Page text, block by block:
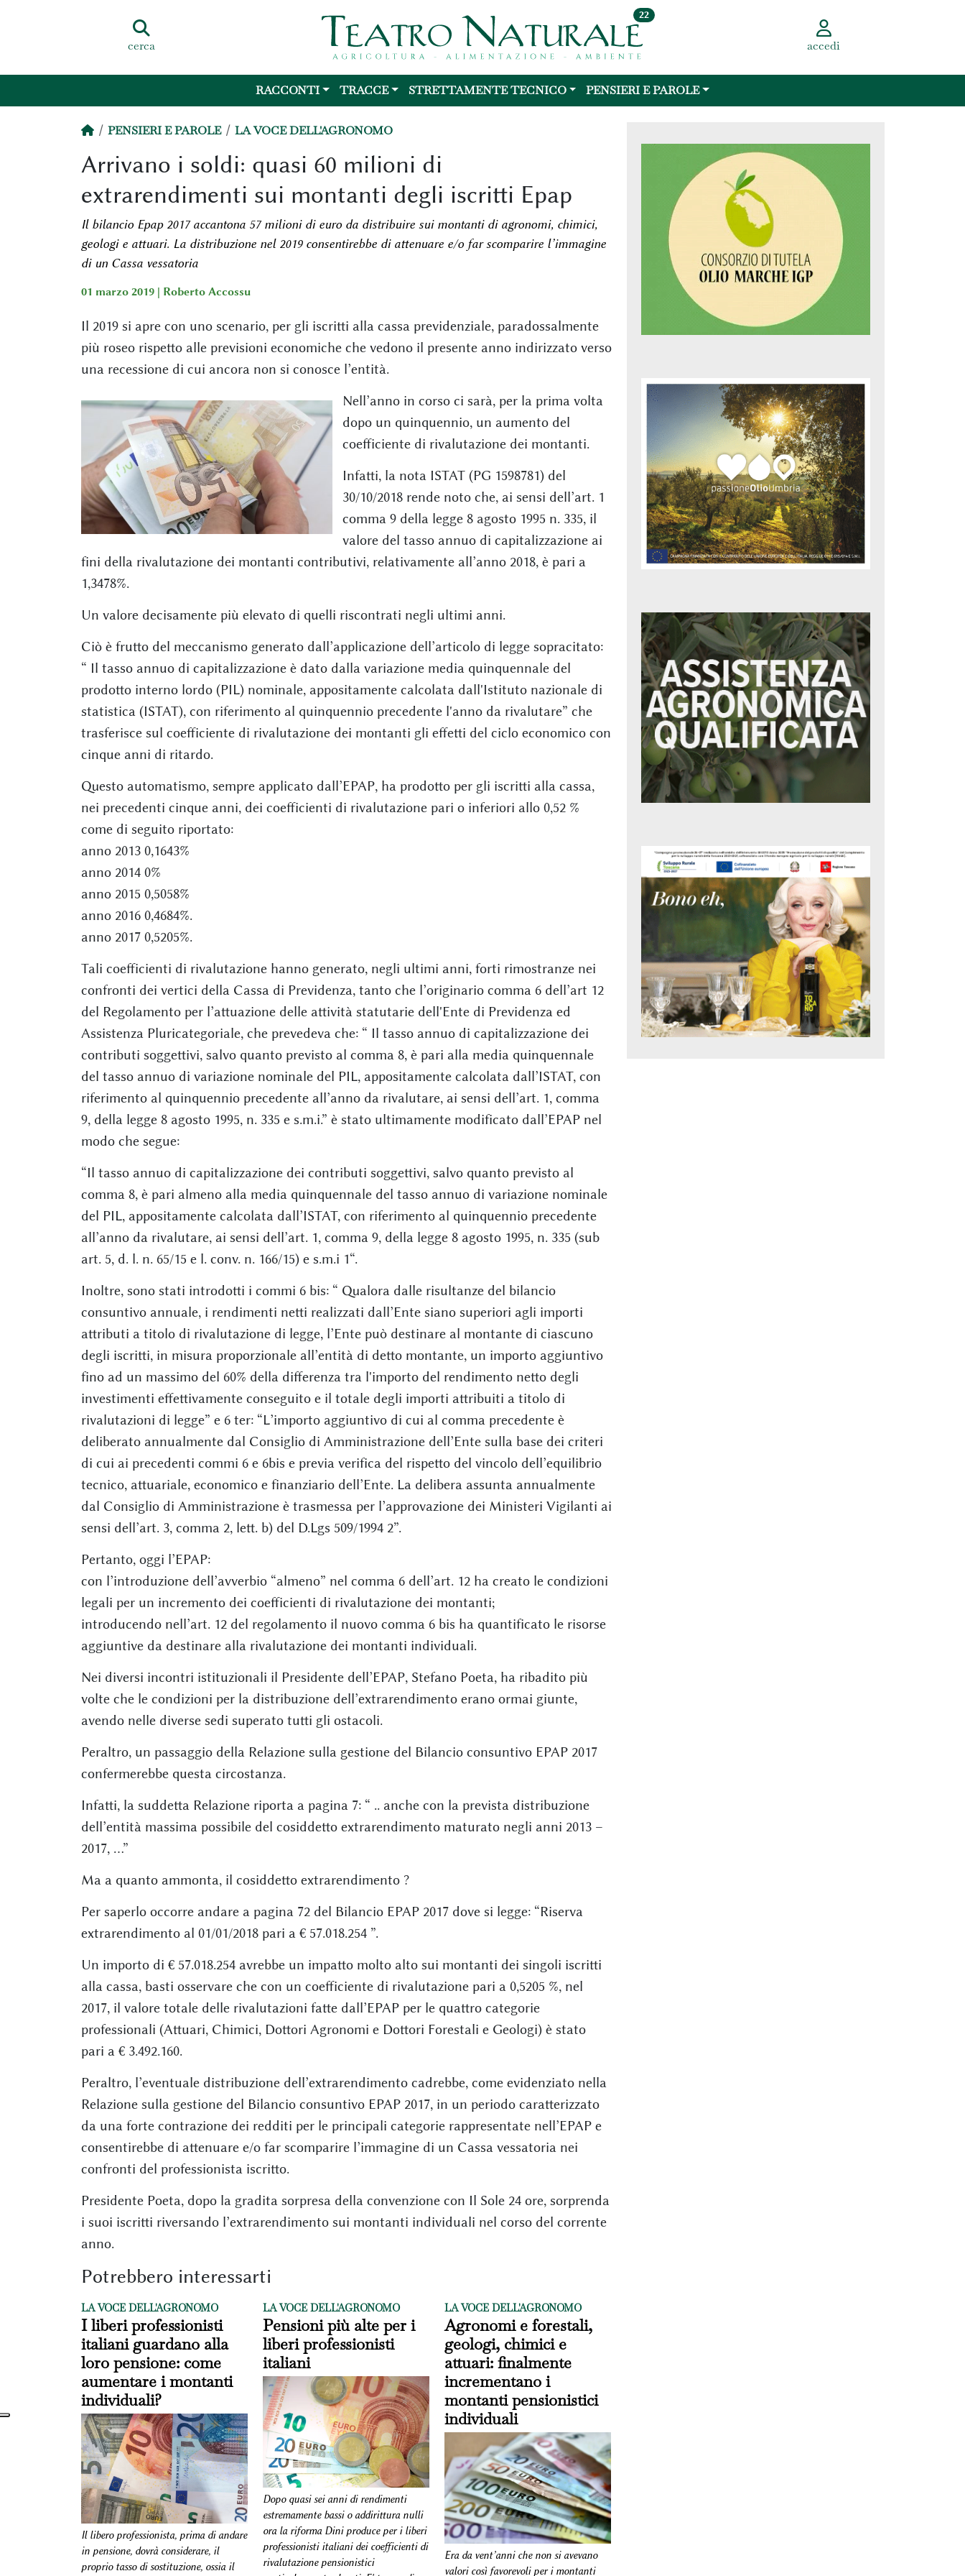
cerca
22
accedi
RACCONTI TRACCE STRETTAMENTE TECNICO PENSIERI E PAROLE
PENSIERI E PAROLE LA VOCE DELL'AGRONOMO
Arrivano i soldi: quasi 60 milioni di
extrarendimenti sui montanti degli iscritti Epap
Il bilancio Epap 2017 accantona 57 milioni di euro da distribuire sui montanti di agronomi, chimici,
geologi e attuari. La distribuzione nel 2019 consentirebbe di attenuare e/o far scomparire l’immagine
di un Cassa vessatoria
01 marzo 2019 | Roberto Accossu
Il 2019 si apre con uno scenario, per gli iscritti alla cassa previdenziale, paradossalmente
più roseo rispetto alle previsioni economiche che vedono il presente anno indirizzato verso
una recessione di cui ancora non si conosce l’entità.
Nell’anno in corso ci sarà, per la prima volta
dopo un quinquennio, un aumento del
coefficiente di rivalutazione dei montanti.
Infatti, la nota ISTAT (PG 1598781) del
30/10/2018 rende noto che, ai sensi dell’art. 1
comma 9 della legge 8 agosto 1995 n. 335, il
valore del tasso annuo di capitalizzazione ai
fini della rivalutazione dei montanti contributivi, relativamente all’anno 2018, è pari a
1,3478%.
Un valore decisamente più elevato di quelli riscontrati negli ultimi anni.
Ciò è frutto del meccanismo generato dall’applicazione dell’articolo di legge sopracitato:
“ Il tasso annuo di capitalizzazione è dato dalla variazione media quinquennale del
prodotto interno lordo (PIL) nominale, appositamente calcolata dall'Istituto nazionale di
statistica (ISTAT), con riferimento al quinquennio precedente l'anno da rivalutare” che
trasferisce sul coefficiente di rivalutazione dei montanti gli effetti del ciclo economico con
cinque anni di ritardo.
Questo automatismo, sempre applicato dall’EPAP, ha prodotto per gli iscritti alla cassa,
nei precedenti cinque anni, dei coefficienti di rivalutazione pari o inferiori allo 0,52 %
come di seguito riportato:
anno 2013 0,1643%
anno 2014 0%
anno 2015 0,5058%
anno 2016 0,4684%.
anno 2017 0,5205%.
Tali coefficienti di rivalutazione hanno generato, negli ultimi anni, forti rimostranze nei
confronti dei vertici della Cassa di Previdenza, tanto che l’originario comma 6 dell’art 12
del Regolamento per l’attuazione delle attività statutarie dell'Ente di Previdenza ed
Assistenza Pluricategoriale, che prevedeva che: “ Il tasso annuo di capitalizzazione dei
contributi soggettivi, salvo quanto previsto al comma 8, è pari alla media quinquennale
del tasso annuo di variazione nominale del PIL, appositamente calcolata dall’ISTAT, con
riferimento al quinquennio precedente all’anno da rivalutare, ai sensi dell’art. 1, comma
9, della legge 8 agosto 1995, n. 335 e s.m.i.” è stato ultimamente modificato dall’EPAP nel
modo che segue:
“Il tasso annuo di capitalizzazione dei contributi soggettivi, salvo quanto previsto al
comma 8, è pari almeno alla media quinquennale del tasso annuo di variazione nominale
del PIL, appositamente calcolata dall’ISTAT, con riferimento al quinquennio precedente
all’anno da rivalutare, ai sensi dell’art. 1, comma 9, della legge 8 agosto 1995, n. 335 (sub
art. 5, d. l. n. 65/15 e l. conv. n. 166/15) e s.m.i 1“.
Inoltre, sono stati introdotti i commi 6 bis: “ Qualora dalle risultanze del bilancio
consuntivo annuale, i rendimenti netti realizzati dall’Ente siano superiori agli importi
attributi a titolo di rivalutazione di legge, l’Ente può destinare al montante di ciascuno
degli iscritti, in misura proporzionale all’entità di detto montante, un importo aggiuntivo
fino ad un massimo del 60% della differenza tra l'importo del rendimento netto degli
investimenti effettivamente conseguito e il totale degli importi attribuiti a titolo di
rivalutazioni di legge” e 6 ter: “L’importo aggiuntivo di cui al comma precedente è
deliberato annualmente dal Consiglio di Amministrazione dell’Ente sulla base dei criteri
di cui ai precedenti commi 6 e 6bis e previa verifica del rispetto del vincolo dell’equilibrio
tecnico, attuariale, economico e finanziario dell’Ente. La delibera assunta annualmente
dal Consiglio di Amministrazione è trasmessa per l’approvazione dei Ministeri Vigilanti ai
sensi dell’art. 3, comma 2, lett. b) del D.Lgs 509/1994 2”.
Pertanto, oggi l’EPAP:
con l’introduzione dell’avverbio “almeno” nel comma 6 dell’art. 12 ha creato le condizioni
legali per un incremento dei coefficienti di rivalutazione dei montanti;
introducendo nell’art. 12 del regolamento il nuovo comma 6 bis ha quantificato le risorse
aggiuntive da destinare alla rivalutazione dei montanti individuali.
Nei diversi incontri istituzionali il Presidente dell’EPAP, Stefano Poeta, ha ribadito più
volte che le condizioni per la distribuzione dell’extrarendimento erano ormai giunte,
avendo nelle diverse sedi superato tutti gli ostacoli.
Peraltro, un passaggio della Relazione sulla gestione del Bilancio consuntivo EPAP 2017
confermerebbe questa circostanza.
Infatti, la suddetta Relazione riporta a pagina 7: “ .. anche con la prevista distribuzione
dell’entità massima possibile del cosiddetto extrarendimento maturato negli anni 2013 –
2017, …”
Ma a quanto ammonta, il cosiddetto extrarendimento ?
Per saperlo occorre andare a pagina 72 del Bilancio EPAP 2017 dove si legge: “Riserva
extrarendimento al 01/01/2018 pari a € 57.018.254 ”.
Un importo di € 57.018.254 avrebbe un impatto molto alto sui montanti dei singoli iscritti
alla cassa, basti osservare che con un coefficiente di rivalutazione pari a 0,5205 %, nel
2017, il valore totale delle rivalutazioni fatte dall’EPAP per le quattro categorie
professionali (Attuari, Chimici, Dottori Agronomi e Dottori Forestali e Geologi) è stato
pari a € 3.492.160.
Peraltro, l’eventuale distribuzione dell’extrarendimento cadrebbe, come evidenziato nella
Relazione sulla gestione del Bilancio consuntivo EPAP 2017, in un periodo caratterizzato
da una forte contrazione dei redditi per le principali categorie rappresentate nell’EPAP e
consentirebbe di attenuare e/o far scomparire l’immagine di un Cassa vessatoria nei
confronti del professionista iscritto.
Presidente Poeta, dopo la gradita sorpresa della convenzione con Il Sole 24 ore, sorprenda
i suoi iscritti riversando l’extrarendimento sui montanti individuali nel corso del corrente
anno.
Potrebbero interessarti
LA VOCE DELL'AGRONOMO
I liberi professionisti
italiani guardano alla
loro pensione: come
aumentare i montanti
individuali?
Il libero professionista, prima di andare
in pensione, dovrà considerare, il
proprio tasso di sostituzione, ossia il
LA VOCE DELL'AGRONOMO
Pensioni più alte per i
liberi professionisti
italiani
Dopo quasi sei anni di rendimenti
estremamente bassi o addirittura nulli
ora la riforma Dini produce per i liberi
professionisti italiani dei coefficienti di
rivalutazione pensionistici
LA VOCE DELL'AGRONOMO
Agronomi e forestali,
geologi, chimici e
attuari: finalmente
incrementano i
montanti pensionistici
individuali
Era da vent’anni che non si avevano
valori così favorevoli per i montanti